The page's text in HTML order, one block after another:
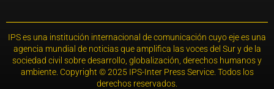
IPS es una institución internacional de comunicación cuyo eje es una
agencia mundial de noticias que amplifica las voces del Sur y de la
sociedad civil sobre desarrollo, globalización, derechos humanos y
ambiente. Copyright © 2025 IPS-Inter Press Service. Todos los
derechos reservados.